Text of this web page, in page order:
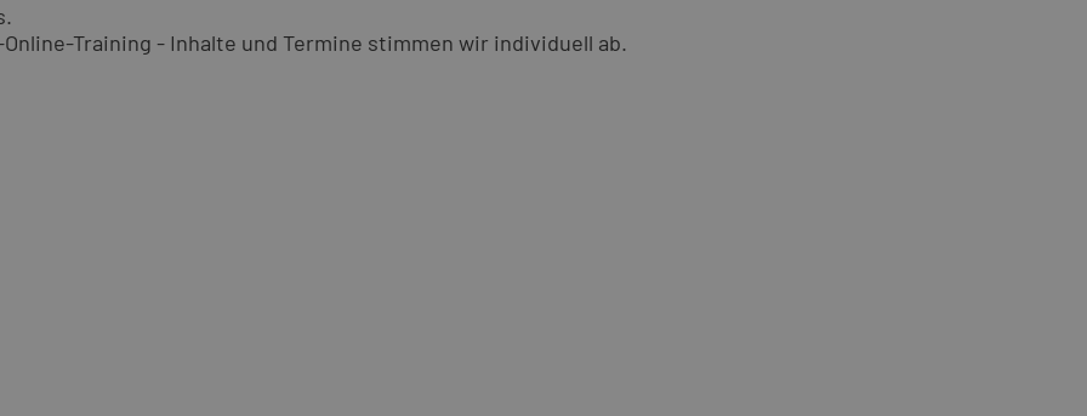
Training - Inhalte und Termine stimmen wir individuell ab.